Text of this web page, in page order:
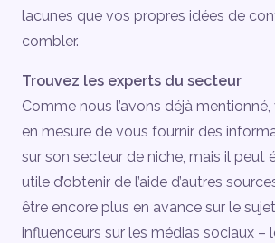
lacunes que vos propres idées de
combler.
Trouvez les experts du secteur
Comme nous l’avons déjà
en mesure de vous fournir des
sur son secteur de niche, mais il peut
utile d’obtenir de l’aide d’autres
être encore plus en avance sur le
influenceurs sur les médias sociaux –